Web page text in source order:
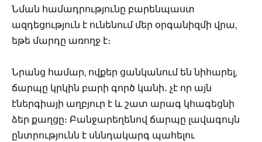
Նման համադրությունը բարենպաստ
ազդեցություն է ունենում մեր օրգանիզմի վրա,
եթե մարդը առողջ է։
Նրանց համար, ովքեր ցանկանում են նիհարել,
ճարպը կրկին բարի գործ կանի․ չէ որ այն
էներգիայի աղբյուր է և շատ արագ կհագեցնի
ձեր քաղցը։ Բանջարեղենով ճարպը լավագույն
ընտրությունն է սննդակարգ պահելու